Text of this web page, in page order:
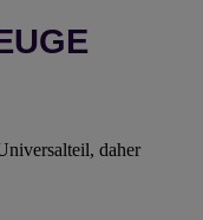
daher